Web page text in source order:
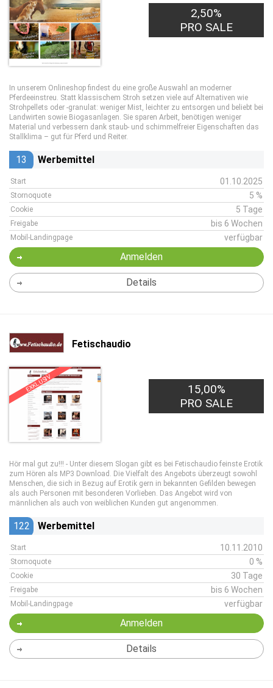
2,50%
PRO SALE
In unserem Onlineshop findest du eine große Auswahl an moderner
Pferdeeinstreu. Statt klassischem Stroh setzen viele auf Alternativen wie
Strohpellets oder -granulat: weniger Mist, leichter zu entsorgen und beliebt bei
Landwirten sowie Biogasanlagen. Sie sparen Arbeit, benötigen weniger
Material und verbessern dank staub- und schimmelfreier Eigenschaften das
Stallklima – gut für Pferd und Reiter.
13 Werbemittel
Start 01.10.2025
Stornoquote 5 %
Cookie 5 Tage
Freigabe bis 6 Wochen
Mobil-Landingpage verfügbar
Anmelden
Details
Fetischaudio
EXKLUSIV
15,00%
PRO SALE
Hör mal gut zu!!! - Unter diesem Slogan gibt es bei Fetischaudio feinste Erotik
zum Hören als MP3 Download. Die Vielfalt des Angebots überzeugt sowohl
Menschen, die sich in Bezug auf Erotik gern in bekannten Gefilden bewegen
als auch Personen mit besonderen Vorlieben. Das Angebot wird von
männlichen als auch von weiblichen Kunden gut angenommen.
122 Werbemittel
Start 10.11.2010
Stornoquote 0 %
Cookie 30 Tage
Freigabe bis 6 Wochen
Mobil-Landingpage verfügbar
Anmelden
Details